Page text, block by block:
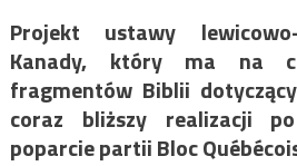
Projekt ustawy
Kanady, który ma na
fragmentów Biblii
coraz bliższy realizacji
poparcie partii Bloc